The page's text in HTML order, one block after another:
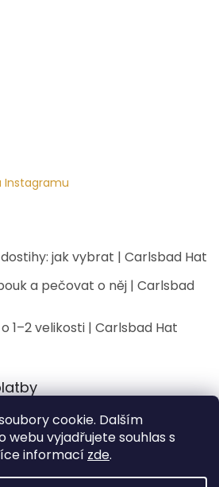
cookie. Dalším
vyjadřujete souhlas s
informací zde.
Instagramu
jak vybrat | Carlsbad Hat
a pečovat o něj | Carlsbad
1–2 velikosti | Carlsbad Hat